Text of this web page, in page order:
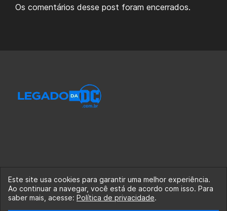
Os comentários desse post foram encerrados.
© 2020-2026 Legado da DC, uma empresa da Legado
Enterprises.
Este site usa cookies para garantir uma melhor experiência.
Ao continuar a navegar, você está de acordo com isso. Para
saber mais, acesse: Política de privacidade.